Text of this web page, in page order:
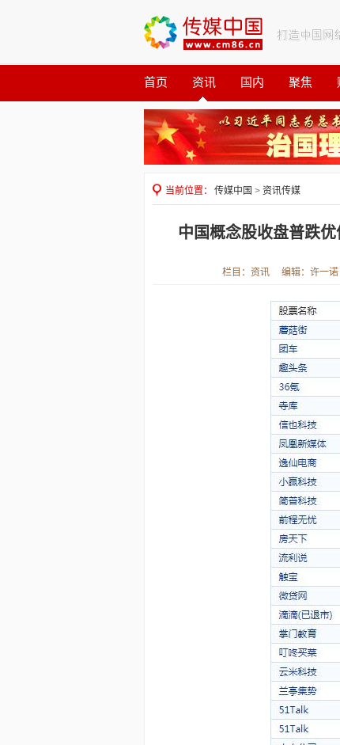
首页 资讯 国内 聚焦
观察 公益
当前位置： 传媒中国 > 资讯传媒
中国概念股收盘普跌
栏目：资讯 编辑：许一